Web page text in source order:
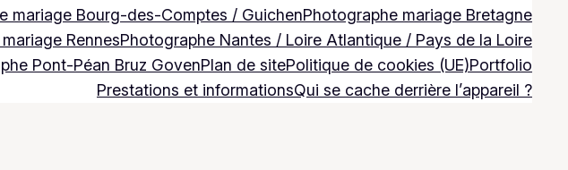
mariage Bourg-des-Comptes / GuichenPhotographe mariage Bretagne
RennesPhotographe Nantes / Loire Atlantique / Pays de la Loire
Pont-Péan Bruz GovenPlan de sitePolitique de cookies (UE)Portfolio
Prestations et informationsQui se cache derrière l’appareil ?